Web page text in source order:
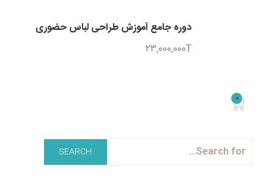
دوره جامع آموزش طراحی لباس حضوری
23,000,000T
0